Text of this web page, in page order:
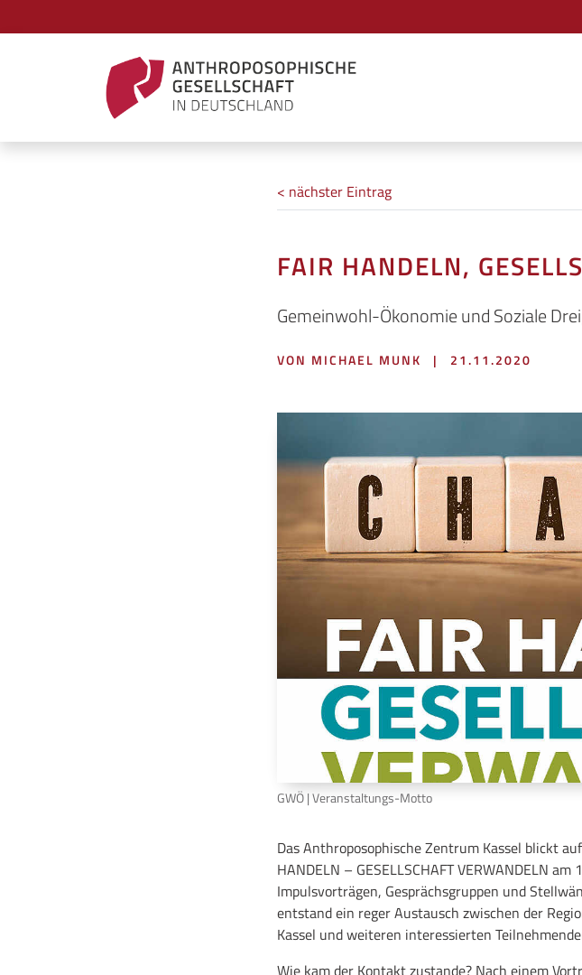
< nächster Eintrag
FAIR HANDELN,
Gemeinwohl-Ökonomie und Soziale
VON MICHAEL MUNK | 21.11.2020
GWÖ | Veranstaltungs-Motto
Das Anthroposophische Zentrum Kassel blickt
HANDELN – GESELLSCHAFT VERWANDELN
Impulsvorträgen, Gesprächsgruppen und
entstand ein reger Austausch zwischen der
Kassel und weiteren interessierten